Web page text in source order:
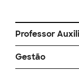
Professor
Gestão